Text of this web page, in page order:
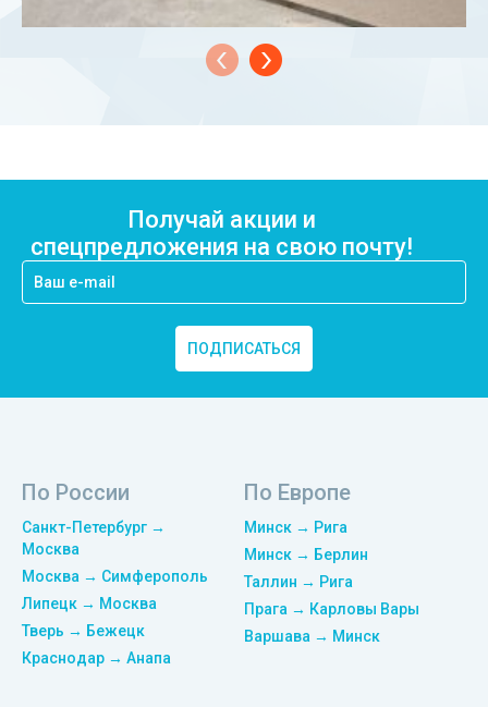
Получай акции и
спецпредложения на свою почту!
ПОДПИСАТЬСЯ
По России
Санкт-Петербург →
Москва
Москва → Симферополь
Липецк → Москва
Тверь → Бежецк
Краснодар → Анапа
По Европе
Минск → Рига
Минск → Берлин
Таллин → Рига
Прага → Карловы Вары
Варшава → Минск